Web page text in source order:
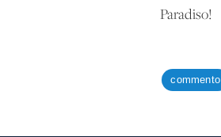
Paradiso!
commento